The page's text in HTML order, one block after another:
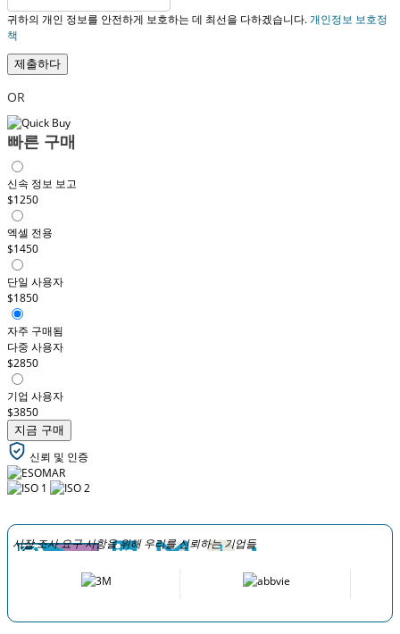
귀하의 개인 정보를 안전하게 보호하는 데 최선을 다하겠습니다.개인정보 보호정
책
제출하다
OR
빠른 구매
신속 정보 보고
$1250
엑셀 전용
$1450
단일 사용자
$1850
자주 구매됨
다중 사용자
$2850
기업 사용자
$3850
지금 구매
신뢰 및 인증
시장 조사 요구 사항을 위해 우리를 신뢰하는 기업들